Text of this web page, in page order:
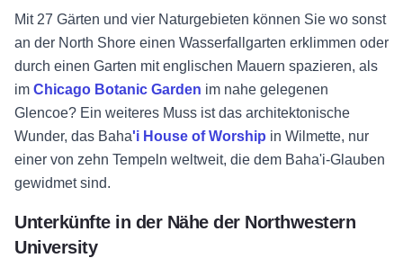
Mit 27 Gärten und vier Naturgebieten können Sie wo sonst
an der North Shore einen Wasserfallgarten erklimmen oder
durch einen Garten mit englischen Mauern spazieren, als
im Chicago Botanic Garden im nahe gelegenen
Glencoe? Ein weiteres Muss ist das architektonische
Wunder, das Baha'i House of Worship in Wilmette, nur
einer von zehn Tempeln weltweit, die dem Baha'i-Glauben
gewidmet sind.
Unterkünfte in der Nähe der Northwestern
University